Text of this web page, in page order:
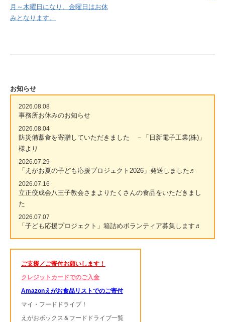
月～木曜日になり、金曜日はお休
みとなります。
お知らせ
2026.08.08
事務所お休みのお知らせ
2026.08.04
防災備蓄食を寄贈していただきました －「日新電子工業(株)」
様より
2026.07.29
「えがお夏の子ども応援プロジェクト2026」発送しました♬
2026.07.16
立正佼成会八王子教会さまよりたくさんの食品をいただきまし
た
2026.07.07
「子ども応援プロジェクト」箱詰めボランティア募集します♬
ご支援／ご寄付お願いします！
クレジットカードでのご入金
Amazonえがお食品リストでのご寄付
マイ・フードドライブ！
えがおボックス＆フードドライブ一覧